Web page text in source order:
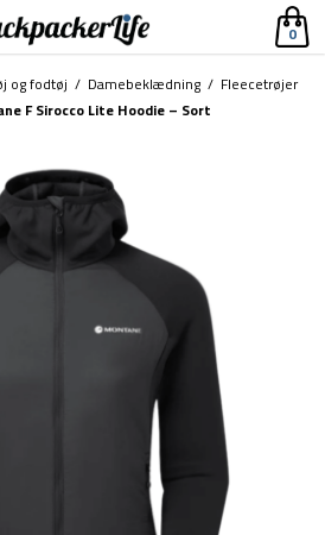
0
og fodtøj / Damebeklædning / Fleecetrøjer
F Sirocco Lite Hoodie – Sort